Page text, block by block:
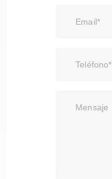
Email*
Teléfono*
Mensaje